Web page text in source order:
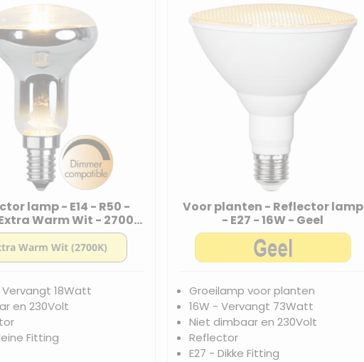
lamp - E14 - R50 -
Warm Wit - 2700K
- Reflector lamp
18Watt
en 230Volt
Fitting
Voor planten - Reflector lamp
- E27 - 16W - Geel
Groeilamp voor planten
16W - Vervangt 73Watt
Niet dimbaar en 230Volt
Reflector
E27 - Dikke Fitting